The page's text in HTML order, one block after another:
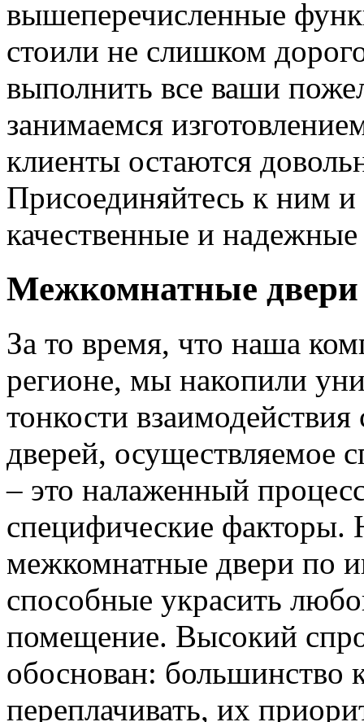
вышеперечисленные
стоили не слишком
выполнить все ваши
занимаемся
клиенты остаются
Присоединяйтесь к ним
качественные и
Межкомнатные двери
За то время, что наша
регионе, мы накопили
тонкости
дверей, осуществляемое
– это налаженный
специфические
межкомнатные двери по
способные украсить
помещение. Высокий
обоснован: большинство
переплачивать, их